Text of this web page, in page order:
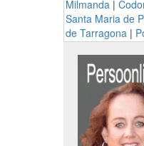
Milmanda |
Santa Maria de
de Tarragona |